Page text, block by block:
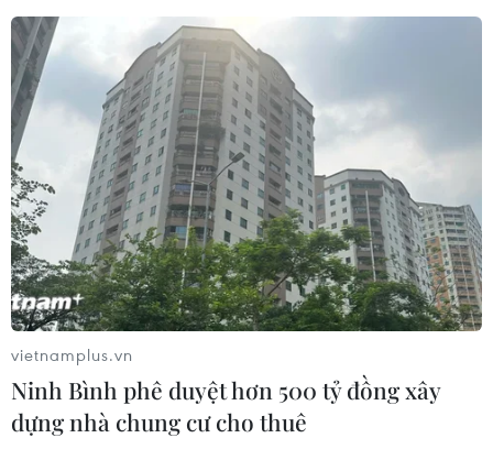
TIN CÙNG CHUYÊN MỤC
Thành lập Hội đồng cấp Nhà nước
xét tặng các giải thưởng khoa học và
vietnamplus.vn
Ninh Bình phê duyệt hơn 500 tỷ đồng xây
dựng nhà chung cư cho thuê